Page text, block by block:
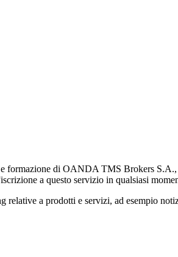
formazione di OANDA TMS Brokers S.A.,
a questo servizio in qualsiasi
a prodotti e servizi, ad esempio